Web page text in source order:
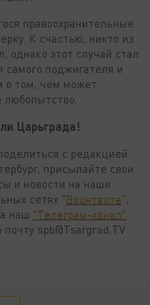
правоохранительные
К счастью, никто из
однако этот случай стал
самого поджигателя и
о том, чем может
любопытство.
Царьграда!
с редакцией
присылайте свои
и новости на наши
сетях "Вконтакте",
наш "Телеграм-канал"
spb@Tsargrad.TV